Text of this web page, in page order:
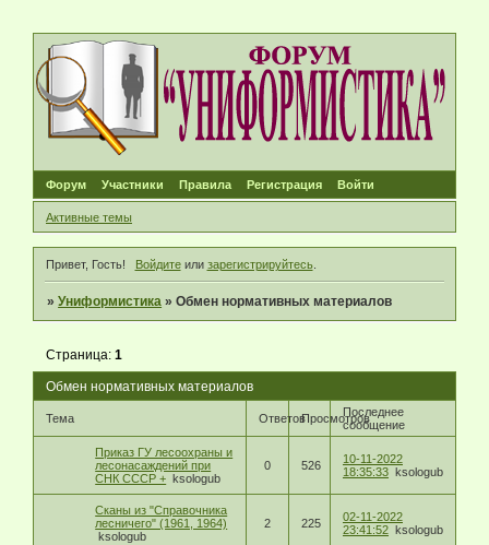
Форум Участники Правила Регистрация Войти
Активные темы
Привет, Гость! Войдитеили зарегистрируйтесь.
»Униформистика »Обмен нормативных материалов
Обмен нормативных материалов
Страница:1
Тема ОтветовПросмотровПоследнее
сообщение
Приказ ГУ лесоохраны и
лесонасаждений при
СНК СССР + ksologub
0 526
10-11-2022
18:35:33 ksologub
Сканы из "Справочника
лесничего" (1961, 1964)
ksologub
2 225
02-11-2022
23:41:52 ksologub